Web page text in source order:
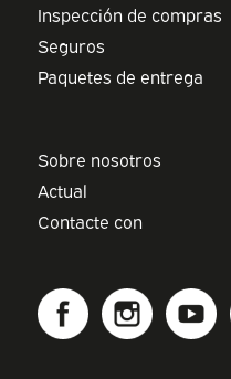
Inspección de compras
Seguros
Paquetes de entrega
Sobre nosotros
Actual
Contacte con